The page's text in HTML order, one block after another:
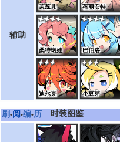
辅助
茉蕊儿 蓓丽安特
桑特诺娃 巴伯洛
迪尔克 小豆芽
刷•阅•编•历 时装图鉴